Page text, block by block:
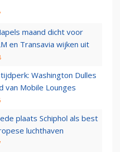
maand dicht voor
en Transavia wijken uit
Washington Dulles
van Mobile Lounges
plaats Schiphol als best
luchthaven